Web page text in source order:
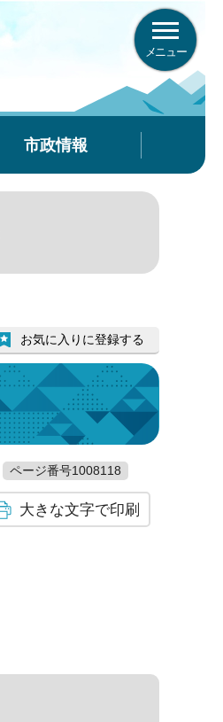
メニュー
市政情報
お気に入りに登録する
ページ番号1008118
大きな文字で印刷